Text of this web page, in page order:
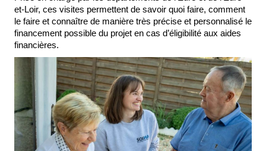
et-Loir, ces visites permettent de savoir quoi faire, comment
le faire et connaître de manière très précise et personnalisé le
financement possible du projet en cas d’éligibilité aux aides
financières.